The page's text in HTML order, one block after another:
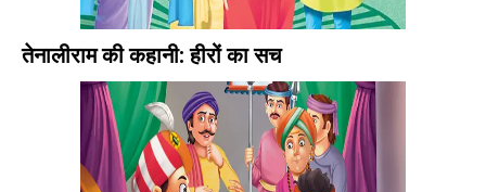
तेनालीराम की कहानी: हीरों का सच